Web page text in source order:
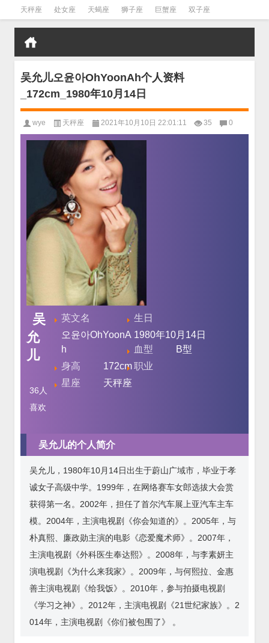
天秤座 处女座 天蝎座 狮子座 巨蟹座 双子座
金牛座 双鱼座 水瓶座
吴允儿오윤아OhYoonAh个人资料
_172cm_1980年10月14日
wye 天秤座 2021年10月10日 22:01:11 35 0
吴
允
儿
36 人
喜欢
英文名
오윤아OhYoonA
h
生日
1980年10月14日
血型
B型
身高
172cm职业
星座
天秤座
吴允儿的个人简介
吴允儿，1980年10月14日出生于蔚山广域市，毕业于孝
诚女子高级中学。1999年，在网络赛车女郎选拔大会赏
获得第一名。2002年，担任了首尔汽车展上亚汽车主车
模。2004年，主演电视剧《你会知道的》。2005年，与
朴真熙、廉政勋主演的电影《恋爱魔术师》。2007年，
主演电视剧《外科医生奉达熙》。2008年，与李素妍主
演电视剧《为什么来我家》。2009年，与何熙拉、金惠
善主演电视剧《给我饭》。2010年，参与拍摄电视剧
《学习之神》。2012年，主演电视剧《21世纪家族》。2
014年，主演电视剧《你们被包围了》 。